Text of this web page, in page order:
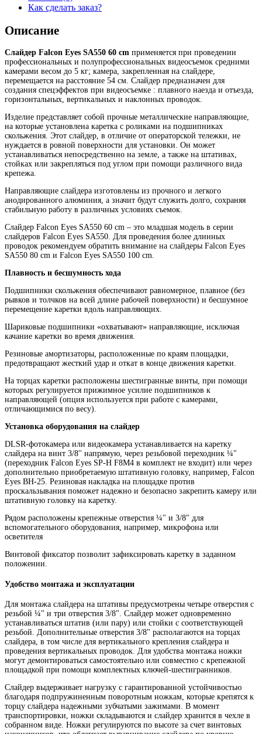
Как сделать заказ?
Описание
Слайдер Falcon Eyes SA550 60 cm применяется при проведении
профессиональных и полупрофессиональных видеосъемок средними
камерами весом до 5 кг; камера, закрепленная на слайдере,
перемещается на расстояние 54 см. Слайдер предназначен для
создания спецэффектов при видеосъемке : плавного наезда и отъезда,
горизонтальных, вертикальных и наклонных проводок.
Изделие представляет собой прочные металлические направляющие,
на которые установлена каретка с роликами на подшипниках
скольжения. Этот слайдер, в отличие от операторской тележки, не
нуждается в ровной поверхности для установки. Он может
устанавливаться непосредственно на земле, а также на штативах,
стойках или закрепляться под углом при помощи различного вида
крепежа.
Направляющие слайдера изготовлены из прочного и легкого
анодированного алюминия, а значит будут служить долго, сохраняя
стабильную работу в различных условиях съемок.
Слайдер Falcon Eyes SA550 60 cm – это младшая модель в серии
слайдеров Falcon Eyes SA550. Для проведения более длинных
проводок рекомендуем обратить внимание на слайдеры Falcon Eyes
SA550 80 cm и Falcon Eyes SA550 100 cm.
Плавность и бесшумность хода
Подшипники скольжения обеспечивают равномерное, плавное (без
рывков и толчков на всей длине рабочей поверхности) и бесшумное
перемещение каретки вдоль направляющих.
Шариковые подшипники «охватывают» направляющие, исключая
качание каретки во время движения.
Резиновые амортизаторы, расположенные по краям площадки,
предотвращают жесткий удар и откат в конце движения каретки.
На торцах каретки расположены шестигранные винты, при помощи
которых регулируется прижимное усилие подшипников к
направляющей (опция используется при работе с камерами,
отличающимися по весу).
Установка оборудования на слайдер
DLSR-фотокамера или видеокамера устанавливается на каретку
слайдера на винт 3/8'' напрямую, через резьбовой переходник ¼"
(переходник Falcon Eyes SP-H F8M4 в комплект не входит) или через
дополнительно приобретаемую штативную головку, например, Falcon
Eyes BH-25. Резиновая накладка на площадке против
проскальзывания поможет надежно и безопасно закрепить камеру или
штативную головку на каретку.
Рядом расположены крепежные отверстия ¼" и 3/8" для
вспомогательного оборудования, например, микрофона или
осветителя
Винтовой фиксатор позволит зафиксировать каретку в заданном
положении.
Удобство монтажа и эксплуатации
Для монтажа слайдера на штативы предусмотрены четыре отверстия с
резьбой ¼" и три отверстия 3/8". Слайдер может одновременно
устанавливаться штатив (или пару) или стойки с соответствующей
резьбой. Дополнительные отверстия 3/8" располагаются на торцах
слайдера, в том числе для вертикального крепления слайдера и
проведения вертикальных проводок. Для удобства монтажа ножки
могут демонтироваться самостоятельно или совместно с крепежной
площадкой при помощи комплектных ключей-шестигранников.
Слайдер выдерживает нагрузку с гарантированной устойчивостью
благодаря подпружиненным поворотным ножкам, которые крепятся к
торцу слайдера надежными зубчатыми зажимами. В момент
транспортировки, ножки складываются и слайдер хранится в чехле в
собранном виде. Ножки регулируются по высоте за счет винтовых